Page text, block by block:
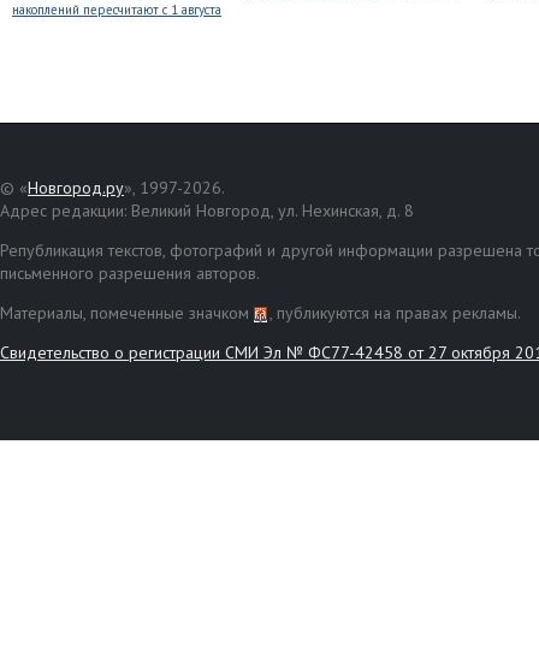
накоплений пересчитают с 1 августа
© «Новгород.ру», 1997-2026.
Адрес редакции: Великий Новгород, ул. Нехинская, д. 8
Републикация текстов, фотографий и другой информации разрешена
письменного разрешения авторов.
Материалы, помеченные значком
, публикуются на правах рекламы.
Свидетельство о регистрации СМИ Эл № ФС77-42458 от 27 октября